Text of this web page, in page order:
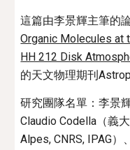
這篇由李景輝主筆的
Organic Molecules at
HH 212 Disk
的天文物理期刊
研究團隊名單：李景
Claudio Codella（義
Alpes, CNRS, IPAG）